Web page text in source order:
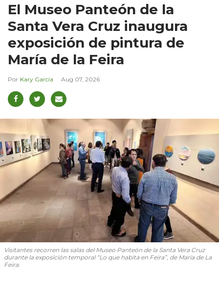
El Museo Panteón de la
Santa Vera Cruz inaugura
exposición de pintura de
María de la Feira
Kary García Aug 07, 2026
Visitantes recorren las salas del Museo Panteón de la Santa Vera Cruz
durante la exposición temporal “Lo que habita en Feira”, de María de La
Feira.